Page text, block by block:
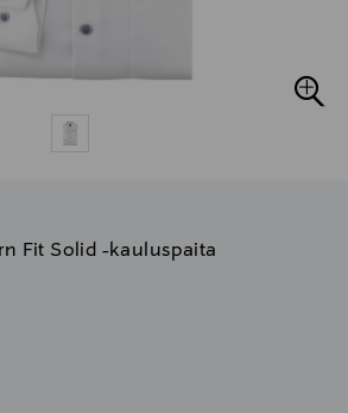
Fit Solid -kauluspaita